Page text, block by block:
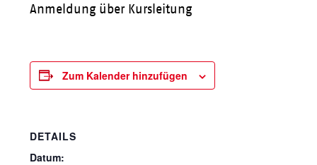
Anmeldung über Kursleitung
Zum Kalender hinzufügen
DETAILS
Datum: